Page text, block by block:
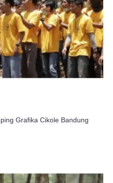
Grafika Cikole Bandung